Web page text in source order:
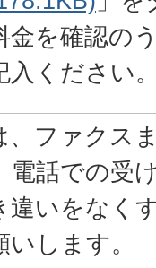
金を確認の
入ください
、ファクス
電話での受
違いをなく
します。